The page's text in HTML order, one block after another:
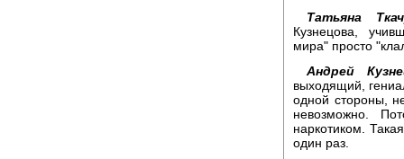
Татьяна
Кузнецова,
мира" просто
Андрей
выходящий,
одной стороны,
невозможно.
наркотиком.
один раз.